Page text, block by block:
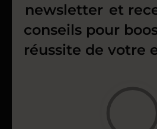
newsletter et
conseils pour
réussite de votre